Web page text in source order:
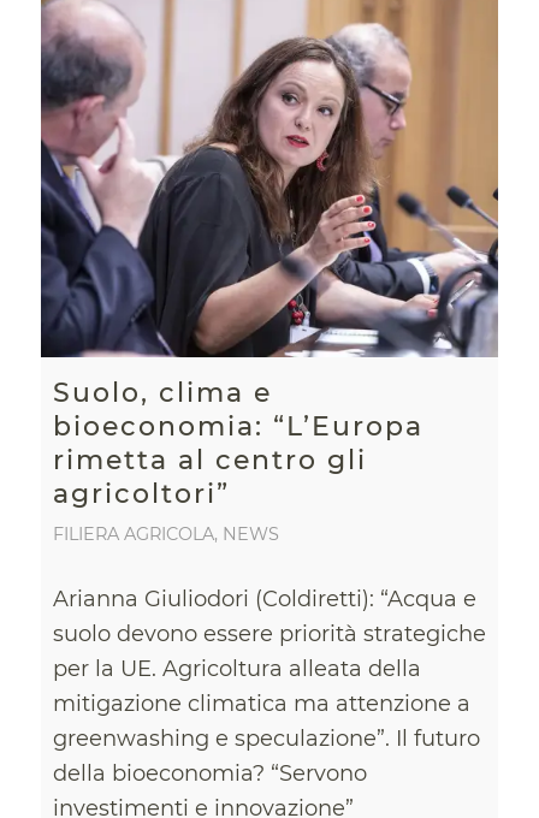
Suolo, clima e
bioeconomia: “L’Europa
rimetta al centro gli
agricoltori”
FILIERA AGRICOLA, NEWS
Arianna Giuliodori (Coldiretti): “Acqua e
suolo devono essere priorità strategiche
per la UE. Agricoltura alleata della
mitigazione climatica ma attenzione a
greenwashing e speculazione”. Il futuro
della bioeconomia? “Servono
investimenti e innovazione”